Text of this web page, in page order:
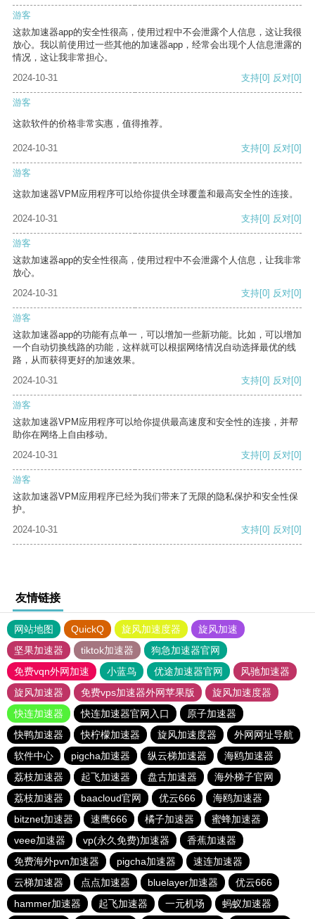
游客
这款加速器app的安全性很高，使用过程中不会泄露个人信息，这让我很
放心。我以前使用过一些其他的加速器app，经常会出现个人信息泄露的
情况，这让我非常担心。
2024-10-31
支持[0] 反对[0]
游客
这款软件的价格非常实惠，值得推荐。
2024-10-31 支持[0] 反对[0]
游客
这款加速器VPM应用程序可以给你提供全球覆盖和最高安全性的连接。
2024-10-31 支持[0] 反对[0]
游客
这款加速器app的安全性很高，使用过程中不会泄露个人信息，让我非常
放心。
2024-10-31
支持[0] 反对[0]
游客
这款加速器app的功能有点单一，可以增加一些新功能。比如，可以增加
一个自动切换线路的功能，这样就可以根据网络情况自动选择最优的线
路，从而获得更好的加速效果。
2024-10-31
支持[0] 反对[0]
游客
这款加速器VPM应用程序可以给你提供最高速度和安全性的连接，并帮
助你在网络上自由移动。
2024-10-31
支持[0] 反对[0]
游客
这款加速器VPM应用程序已经为我们带来了无限的隐私保护和安全性保
护。
2024-10-31
支持[0] 反对[0]
友情链接
网站地图 QuickQ 旋风加速度器
旋风加速
坚果加速器
tiktok加速器
狗急加速器官网
免费vqn外网加速
小蓝鸟 优途加速器官网
风驰加速器
旋风加速器
免费vps加速器外网苹果版
旋风加速度器
快连加速器
快连加速器官网入口
原子加速器
快鸭加速器
快柠檬加速器 旋风加速度器
外网网址导航
软件中心
pigcha加速器 纵云梯加速器
海鸥加速器
荔枝加速器
起飞加速器 盘古加速器
海外梯子官网
荔枝加速器
baacloud官网 优云666
海鸥加速器
bitznet加速器
速鹰666 橘子加速器
蜜蜂加速器
veee加速器
vp(永久免费)加速器
香蕉加速器
免费海外pvn加速器
pigcha加速器
速连加速器
云梯加速器
点点加速器 bluelayer加速器
优云666
hammer加速器
起飞加速器 一元机场 蚂蚁加速器